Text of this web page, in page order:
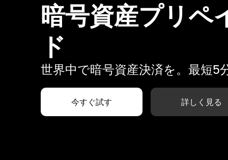
暗号資産プリペ
ド
世界中で暗号資産決済を。最短5
今すぐ試す 詳しく見る